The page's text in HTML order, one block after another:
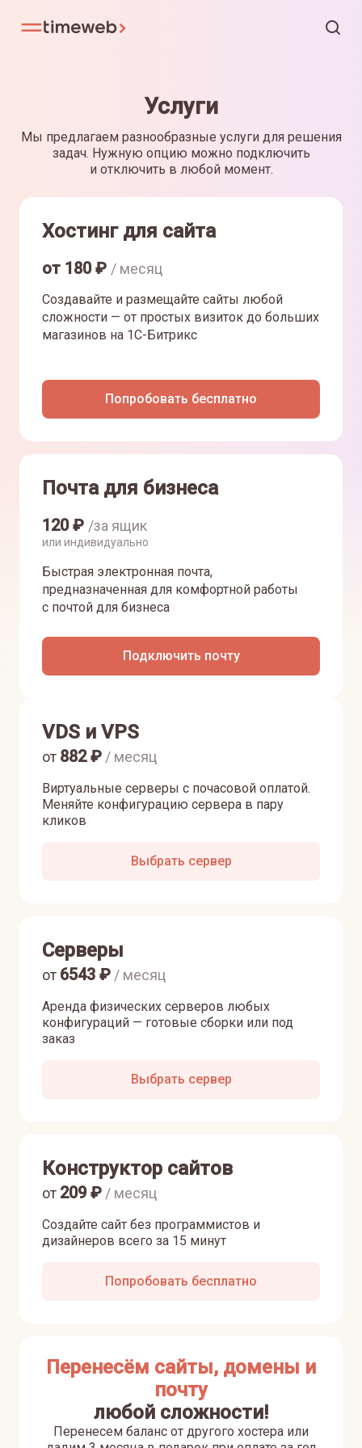
Услуги
Мы предлагаем разнообразные услуги для решения
задач. Нужную опцию можно подключить
и отключить в любой момент.
Хостинг для сайта
от 180₽ / месяц
Создавайте и размещайте сайты любой
сложности — от простых визиток до больших
магазинов на 1С-Битрикс
Попробовать бесплатно
Почта для бизнеса
120₽ /за ящик
или индивидуально
Быстрая электронная почта,
предназначенная для комфортной работы
с почтой для бизнеса
Подключить почту
VDS и VPS
Виртуальные серверы с почасовой оплатой.
Меняйте конфигурацию сервера в пару
кликов
от 882₽ / месяц
Выбрать сервер
Серверы
Аренда физических серверов любых
конфигураций — готовые сборки или под
заказ
от 6543 ₽ / месяц
Выбрать сервер
Конструктор сайтов
Создайте сайт без программистов и
дизайнеров всего за 15 минут
от 209₽ / месяц
Попробовать бесплатно
Перенесём сайты, домены и
почту
любой сложности!
Перенесем баланс от другого хостера или